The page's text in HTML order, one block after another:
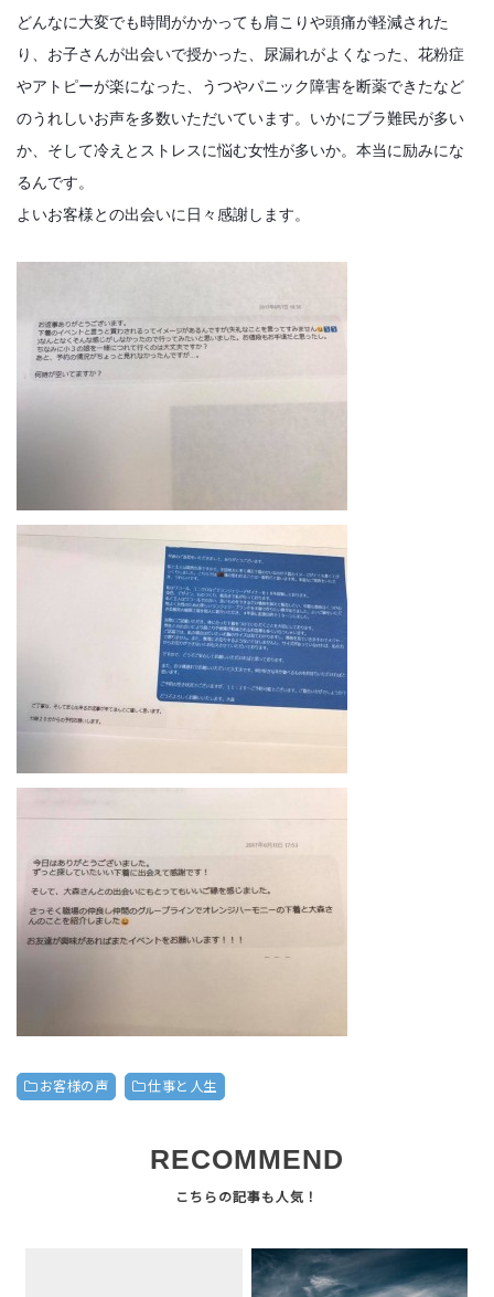
どんなに大変でも時間がかかっても肩こりや頭痛が軽減された
り、お子さんが出会いで授かった、尿漏れがよくなった、花粉症
やアトピーが楽になった、うつやパニック障害を断薬できたなど
のうれしいお声を多数いただいています。いかにブラ難民が多い
か、そして冷えとストレスに悩む女性が多いか。本当に励みにな
るんです。
よいお客様との出会いに日々感謝します。
お客様の声 仕事と人生
RECOMMEND